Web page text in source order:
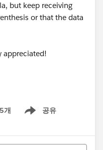
but keep receiving
or that the data
appreciated!
개 공유
Show menu